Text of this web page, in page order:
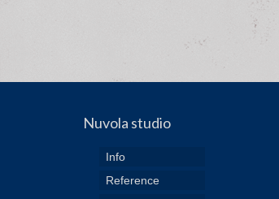
SELECT OPTIONS
Nuvola studio
Info
Reference